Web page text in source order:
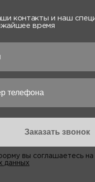
контакты и наш
время
вы соглашаетесь на
данных